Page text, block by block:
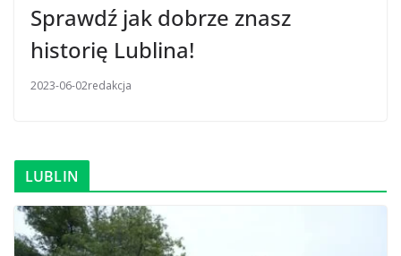
Sprawdź jak dobrze znasz
historię Lublina!
2023-06-02redakcja
LUBLIN